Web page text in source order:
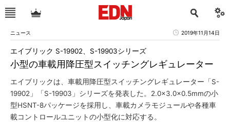
ニュース 2019年11月14日
小型の車載用降圧型スイッチングレギュレーター
エイブリック S-19902、S-19903シリーズ
エイブリックは、車載用降圧型スイッチングレギュレーター「S-
19902」「S-19903」シリーズを発表した。2.0×3.0×0.5mmの小
型HSNT-8パッケージを採用し、車載カメラモジュールや各種車
載コントロールユニットの小型化に対応する。